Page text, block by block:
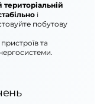
територіальній
і
побутову
та